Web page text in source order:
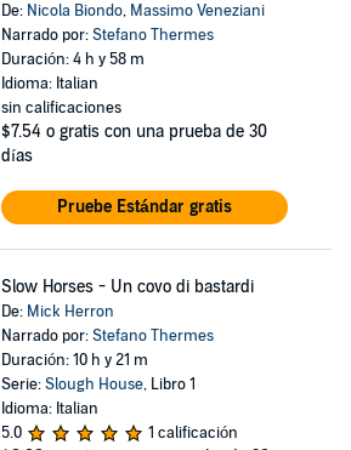
De: Nicola Biondo, Massimo Veneziani
Narrado por:Stefano Thermes
Duración: 4 h y 58 m
Idioma: Italian
sin calificaciones
$7.54 o gratis con una prueba de 30
días
Pruebe Estándar gratis
Slow Horses - Un covo di bastardi
De: Mick Herron
Narrado por:Stefano Thermes
Duración: 10 h y 21 m
Serie:Slough House, Libro 1
Idioma: Italian
5.0
1 calificación